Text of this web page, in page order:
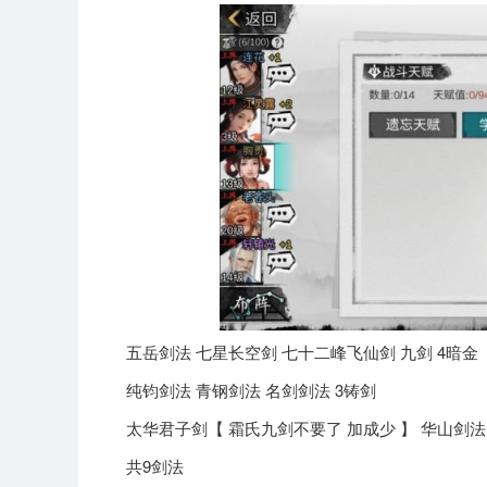
五岳剑法 七星长空剑 七十二峰飞仙剑 九剑 4暗金
纯钧剑法 青钢剑法 名剑剑法 3铸剑
太华君子剑【 霜氏九剑不要了 加成少 】 华山剑
共9剑法